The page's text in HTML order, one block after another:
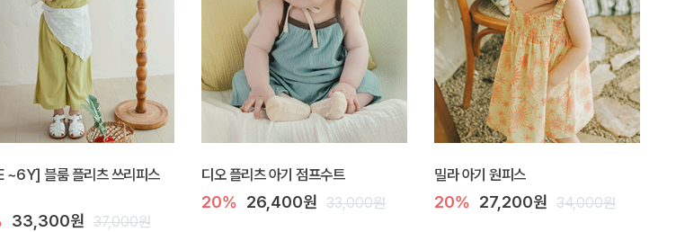
~6Y] 블룸 플리츠 쓰리피스
33,300원 37,000원
디오 플리츠 아기 점프수트
20% 26,400원 33,000원
밀라 아기 원피스
20% 27,200원 34,000원